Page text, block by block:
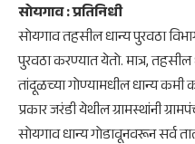
सोयगाव : प्रतिनिधी
सोयगाव तहसील धान्य पुरवठा
पुरवठा करण्यात येतो. मात्र,
तांदूळच्या गोण्यामधील धान्य
प्रकार जरंडी येथील ग्रामस्थांनी
सोयगाव धान्य गोडावूनवरून सर्व